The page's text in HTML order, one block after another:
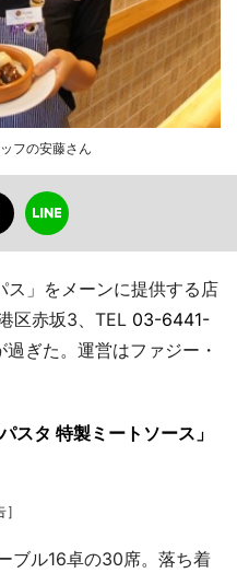
フの安藤さん
」をメーンに提供する店
区赤坂3、TEL 03-6441-
ぎた。運営はファジー・
スタ 特製ミートソース」
ブル16卓の30席。落ち着